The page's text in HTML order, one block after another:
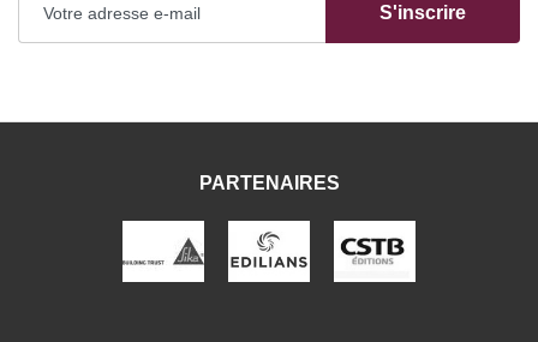
S'inscrire
PARTENAIRES